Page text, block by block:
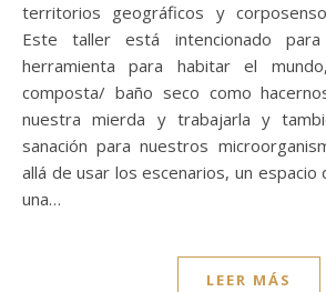
territorios geográficos y
Este taller está intencionado para
herramienta para habitar el
composta/ baño seco como
nuestra mierda y trabajarla y
sanación para nuestros
allá de usar los escenarios, un
una…
LEER MÁS